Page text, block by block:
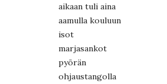
aikaan tuli aina
aamulla kouluun
isot
marjasankot
pyörän
ohjaustangolla